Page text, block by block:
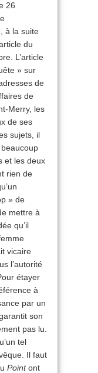
26
à la suite
du
L’article
» sur
de
de
Merry, les
de ses
sujets, il
et les deux
rien de
» de
mettre à
qu’il
vicaire
l’autorité
étayer
à
par un
son
pas lu.
tel
Il faut
Pointont